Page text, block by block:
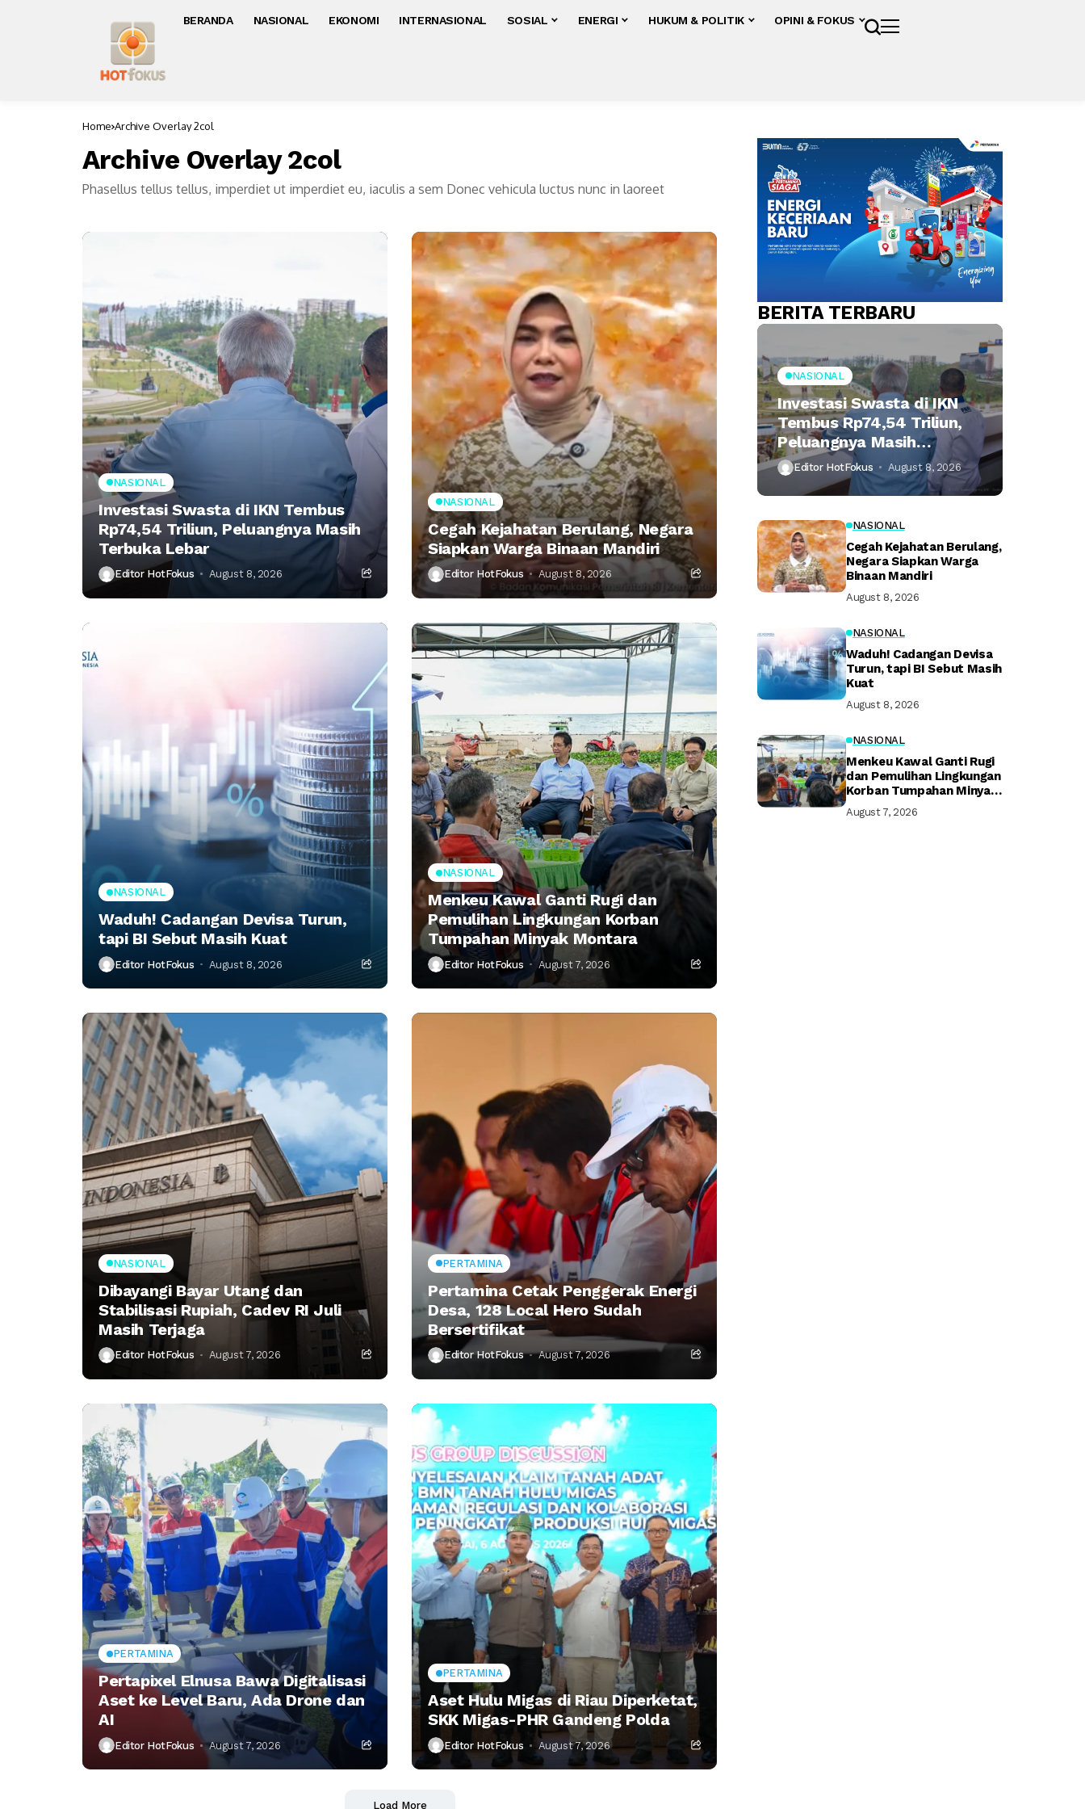
BERANDA NASIONAL EKONOMI INTERNASIONAL SOSIAL ENERGI HUKUM & POLITIK OPINI & FOKUS
Home Archive Overlay 2col
Archive Overlay 2col
Phasellus tellus tellus, imperdiet ut imperdiet eu, iaculis a sem Donec vehicula luctus nunc in laoreet
NASIONAL
Investasi Swasta di IKN Tembus
Rp74,54 Triliun, Peluangnya Masih
Terbuka Lebar
Editor HotFokus August 8, 2026
NASIONAL
Cegah Kejahatan Berulang, Negara
Siapkan Warga Binaan Mandiri
Editor HotFokus August 8, 2026
NASIONAL
Waduh! Cadangan Devisa Turun,
tapi BI Sebut Masih Kuat
Editor HotFokus August 8, 2026
NASIONAL
Menkeu Kawal Ganti Rugi dan
Pemulihan Lingkungan Korban
Tumpahan Minyak Montara
Editor HotFokus August 7, 2026
NASIONAL
Dibayangi Bayar Utang dan
Stabilisasi Rupiah, Cadev RI Juli
Masih Terjaga
Editor HotFokus August 7, 2026
PERTAMINA
Pertamina Cetak Penggerak Energi
Desa, 128 Local Hero Sudah
Bersertifikat
Editor HotFokus August 7, 2026
PERTAMINA
Pertapixel Elnusa Bawa Digitalisasi
Aset ke Level Baru, Ada Drone dan
AI
Editor HotFokus August 7, 2026
PERTAMINA
Aset Hulu Migas di Riau Diperketat,
SKK Migas-PHR Gandeng Polda
Editor HotFokus August 7, 2026
Load More
BERITA TERBARU
NASIONAL
Investasi Swasta di IKN
Tembus Rp74,54 Triliun,
Peluangnya Masih
Terbuka Lebar
Editor HotFokus August 8, 2026
NASIONAL
Cegah Kejahatan Berulang,
Negara Siapkan Warga
Binaan Mandiri
August 8, 2026
NASIONAL
Waduh! Cadangan Devisa
Turun, tapi BI Sebut Masih
Kuat
August 8, 2026
NASIONAL
Menkeu Kawal Ganti Rugi
dan Pemulihan Lingkungan
Korban Tumpahan Minyak
August 7, 2026